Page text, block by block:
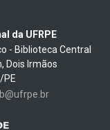
da UFRPE
- Biblioteca Central
Dois Irmãos
PE